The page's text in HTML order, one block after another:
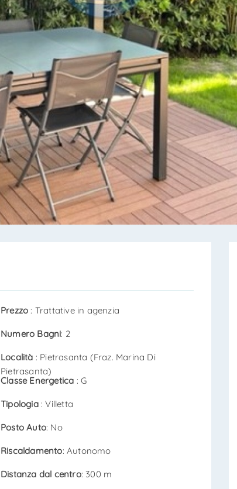
Prezzo : Trattative in agenzia
Numero Bagni: 2
Località : Pietrasanta (Fraz. Marina Di
Pietrasanta)
Classe Energetica : G
Tipologia : Villetta
Posto Auto: No
Riscaldamento: Autonomo
Distanza dal centro: 300 m
INVIA
INVIA